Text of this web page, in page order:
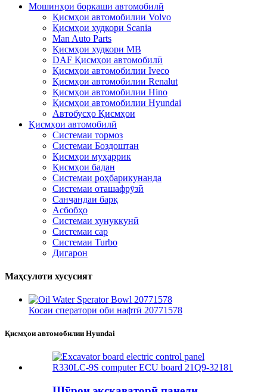
Мошинҳои боркаши автомобилӣ
Қисмҳои автомобилии Volvo
Қисмҳои худкори Scania
Man Auto Parts
Қисмҳои худкори MB
DAF Қисмҳои автомобилӣ
Қисмҳои автомобилии Iveco
Қисмҳои автомобилии Renalut
Қисмҳои автомобилии Hino
Қисмҳои автомобилии Hyundai
Автобусҳо Қисмҳои
Қисмҳои автомобилӣ
Системаи тормоз
Системаи Боздоштан
Қисмҳои муҳаррик
Қисмҳои бадан
Системаи роҳбарикунанда
Системаи оташафрӯзӣ
Санҷандаи барқ
Асбобҳо
Системаи хунуккунӣ
Системаи сар
Системаи Turbo
Дигарон
Маҳсулоти хусусият
Косаи сператори оби нафтӣ 20771578
Қисмҳои автомобилии Hyundai